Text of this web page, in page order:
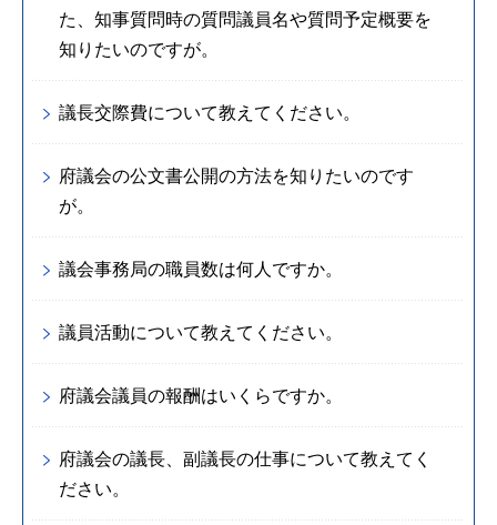
た、知事質問時の質問議員名や質問予定概要を
知りたいのですが。
議長交際費について教えてください。
府議会の公文書公開の方法を知りたいのです
が。
議会事務局の職員数は何人ですか。
議員活動について教えてください。
府議会議員の報酬はいくらですか。
府議会の議長、副議長の仕事について教えてく
ださい。